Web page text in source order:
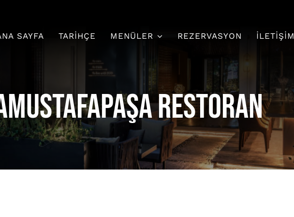
SAYFA TARIHÇE MENÜLER REZERVASYON İLETIŞIM
restoran